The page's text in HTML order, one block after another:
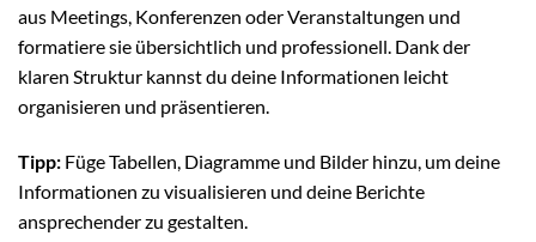
aus Meetings, Konferenzen oder Veranstaltungen und
formatiere sie übersichtlich und professionell. Dank der
klaren Struktur kannst du deine Informationen leicht
organisieren und präsentieren.
Tipp: Füge Tabellen, Diagramme und Bilder hinzu, um deine
Informationen zu visualisieren und deine Berichte
ansprechender zu gestalten.